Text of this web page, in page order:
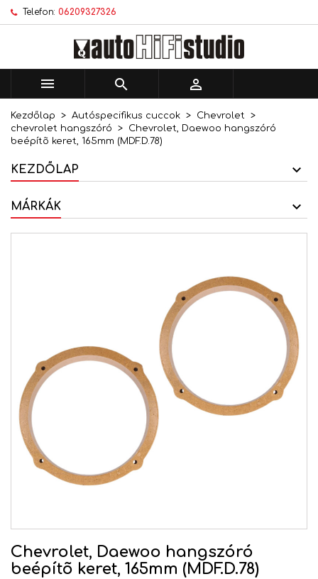
Telefon: 06209327326
  
Kezdőlap Autóspecifikus cuccok
Chevrolet
chevrolet hangszóró
Chevrolet, Daewoo hangszóró
beépítõ keret, 165mm (MDF.D.78)
KEZDŐLAP
MÁRKÁK
Chevrolet, Daewoo hangszóró
beépítõ keret, 165mm (MDF.D.78)
Kívánságlistáim ×
Új lista létrehozása
Kívánságlista létrehozása ×
Kívánságlista neve
Mégsem Kívánságlista létrehozása
Bejelentkezés ×
történő mentéséhez.
Mégsem Bejelentkezés